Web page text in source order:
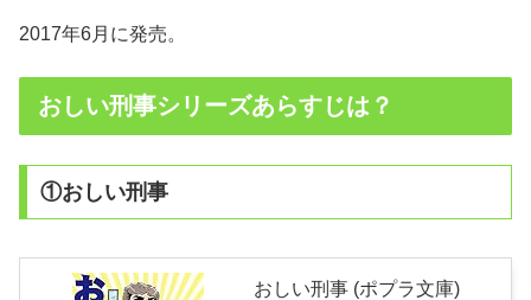
2017年6月に発売。
おしい刑事シリーズあらすじは？
①おしい刑事
おしい刑事 (ポプラ文庫)